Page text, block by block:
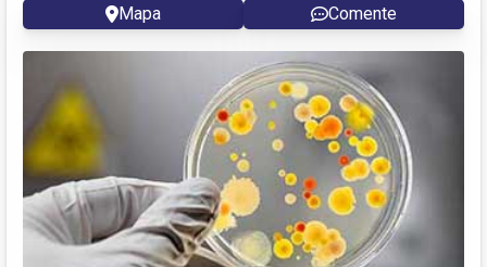
Mapa Comente